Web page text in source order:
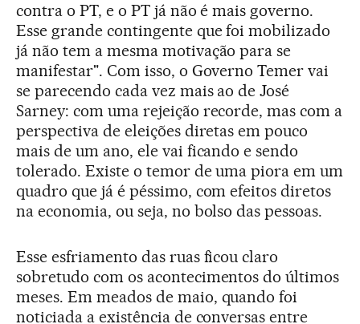
contra o PT, e o PT já não é mais governo.
Esse grande contingente que foi mobilizado
já não tem a mesma motivação para se
manifestar". Com isso, o Governo Temer vai
se parecendo cada vez mais ao de José
Sarney: com uma rejeição recorde, mas com a
perspectiva de eleições diretas em pouco
mais de um ano, ele vai ficando e sendo
tolerado. Existe o temor de uma piora em um
quadro que já é péssimo, com efeitos diretos
na economia, ou seja, no bolso das pessoas.
Esse esfriamento das ruas ficou claro
sobretudo com os acontecimentos do últimos
meses. Em meados de maio, quando foi
noticiada a existência de conversas entre